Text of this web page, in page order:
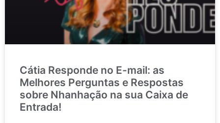
Cátia Responde no E-mail: as
Melhores Perguntas e Respostas
sobre Nhanhação na sua Caixa de
Entrada!